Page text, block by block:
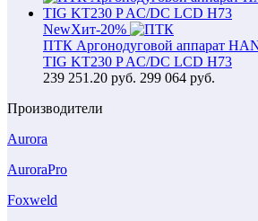
NewХит-20%
ПТК Аргонодуговой аппарат
TIG KT230 P AC/DC LCD H73
239 251.20 руб. 299 064 руб.
Производители
Aurora
AuroraPro
Foxweld